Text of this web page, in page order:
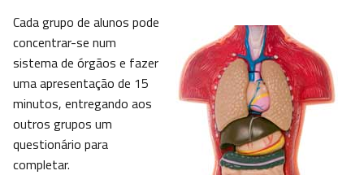
Cada grupo de alunos pode
concentrar-se num
sistema de órgãos e fazer
uma apresentação de 15
minutos, entregando aos
outros grupos um
questionário para
completar.